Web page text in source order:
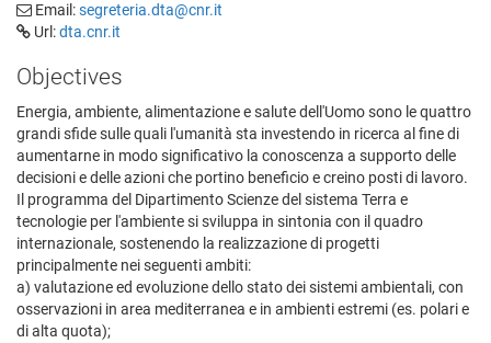
Email:segreteria.dta@cnr.it
Url:dta.cnr.it
Objectives
Energia, ambiente, alimentazione e salute dell'Uomo sono le quattro
grandi sfide sulle quali l'umanità sta investendo in ricerca al fine di
aumentarne in modo significativo la conoscenza a supporto delle
decisioni e delle azioni che portino beneficio e creino posti di lavoro.
Il programma del Dipartimento Scienze del sistema Terra e
tecnologie per l'ambiente si sviluppa in sintonia con il quadro
internazionale, sostenendo la realizzazione di progetti
principalmente nei seguenti ambiti:
a) valutazione ed evoluzione dello stato dei sistemi ambientali, con
osservazioni in area mediterranea e in ambienti estremi (es. polari e
di alta quota);